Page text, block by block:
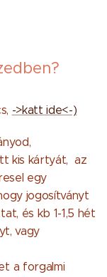
->katt ide<-)
kis kártyát, az
egy
jogosítványt
és kb 1-1,5 hét
vagy
a forgalmi